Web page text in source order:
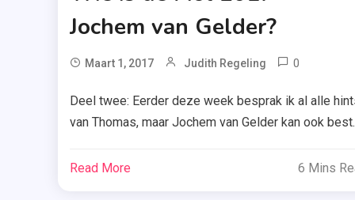
Jochem van Gelder?
Maart 1, 2017 Judith Regeling 0
Van
Gelder
WIDM
Deel twee: Eerder deze week besprak ik al alle
van Thomas, maar Jochem van Gelder kan ook best
richting deze presentator – mocht je nog
Read More 6 Mins